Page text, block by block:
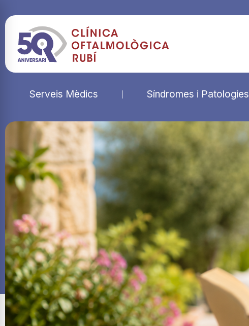
Serveis Mèdics Síndromes i Patologies